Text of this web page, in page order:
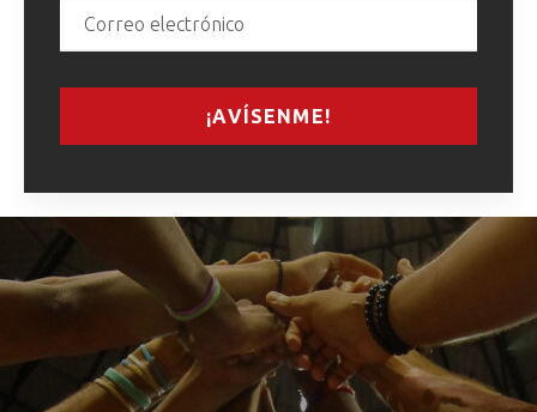
¡AVÍSENME!